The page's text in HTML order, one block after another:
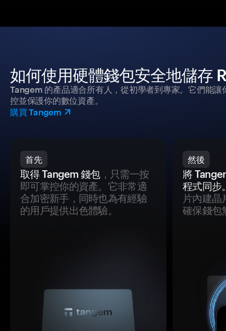
如何使用硬體錢包安全地儲存
Tangem 的產品適合所有人，從初學者到專家。它們能
控並保護你的數位資產。
購買 Tangem
首先
取得 Tangem 錢包，只需一按
即可掌控你的資產。它非常適
合加密新手，同時也為有經驗
的用戶提供出色體驗。
然後
將
程式同步
片內建晶
確保錢包